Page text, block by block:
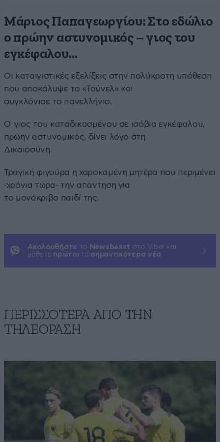
Μάριος Παπαγεωργίου: Στο εδώλιο
ο πρώην αστυνομικός – γιος του
εγκέφαλου…
Οι καταιγιστικές εξελίξεις στην πολύκροτη υπόθεση
που αποκάλυψε το «Τούνελ» και
συγκλόνισε το πανελλήνιο.
Ο γιος του καταδικασμένου σε ισόβια εγκέφαλου,
πρώην αστυνομικός, δίνει λόγο στη
Δικαιοσύνη.
Τραγική φιγούρα η χαροκαμένη μητέρα που περιμένει
-χρόνια τώρα- την απάντηση για
το μονάκριβο παιδί της.
Ακολουθήστε το Newsbeast στο Viber και
μάθετε πρώτοι τα σημαντικότερα νέα
ΠΕΡΙΣΣΟΤΕΡΑ ΑΠΟ ΤΗΝ
ΤΗΛΕΟΡΑΣΗ